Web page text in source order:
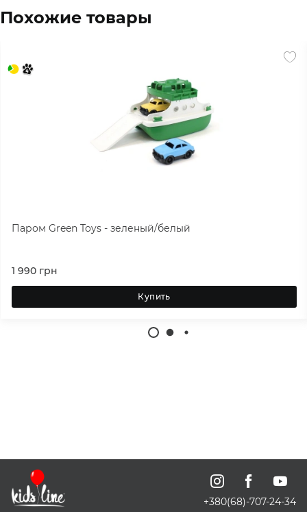
Похожие товары
Паром Green Toys - зеленый/белый
1 990 грн
Купить
+380(68)-707-24-34